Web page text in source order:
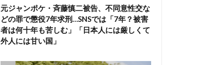
元ジャンポケ・斉藤慎二被告、不同意性交な
どの罪で懲役7年求刑…SNSでは「7年？被害
者は何十年も苦しむ」「日本人には厳しくて
外人には甘い国」